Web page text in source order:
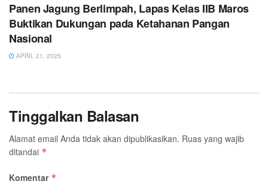
Panen Jagung Berlimpah, Lapas Kelas IIB Maros
Buktikan Dukungan pada Ketahanan Pangan
Nasional
APRIL 21, 2025
Tinggalkan Balasan
Alamat email Anda tidak akan dipublikasikan. Ruas yang wajib
ditandai *
Komentar *